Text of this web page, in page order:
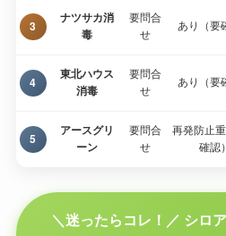
3
ナツサカ消
毒
要問合
せ
あり（要
4
東北ハウス
消毒
要問合
せ
あり（要
5
アースグリ
ーン
要問合
せ
再発防止
確認）
＼迷ったらコレ！／ シロ